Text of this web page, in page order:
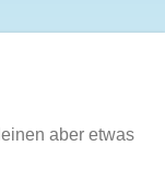
aber etwas